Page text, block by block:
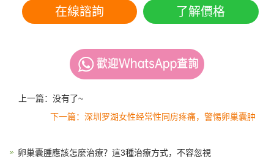
在線諮詢 了解價格
上一篇：没有了~
下一篇：深圳罗湖女性经常性同房疼痛，警惕卵巢囊肿
卵巢囊腫應該怎麼治療？這3種治療方式，不容忽視